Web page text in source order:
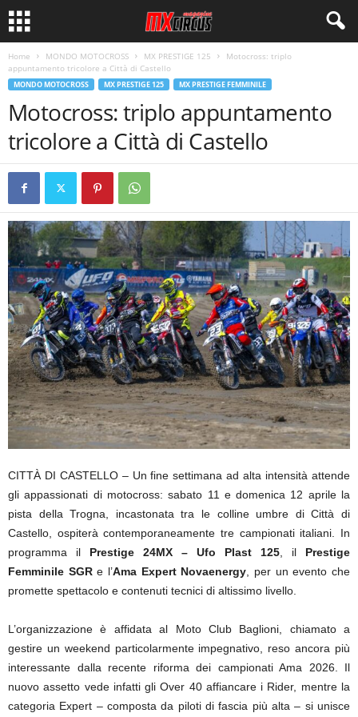
Home MONDO MOTOCROSS MX PRESTIGE 125
Motocross: triplo
appuntamento tricolore a Città di Castello
MONDO MOTOCROSS MX PRESTIGE 125 MX PRESTIGE FEMMINILE
Motocross: triplo appuntamento
tricolore a Città di Castello
CITTÀ DI CASTELLO – Un fine settimana ad alta intensità attende
gli appassionati di motocross: sabato 11 e domenica 12 aprile la
pista della Trogna, incastonata tra le colline umbre diCittà di
Castello, ospiterà contemporaneamente tre campionati italiani. In
programma il Prestige 24MX – Ufo Plast 125, il Prestige
Femminile SGRe l’Ama Expert Novaenergy, per un evento che
promette spettacolo e contenuti tecnici di altissimo livello.
L’organizzazione è affidata al Moto Club Baglioni, chiamato a
gestire un weekend particolarmente impegnativo, reso ancora più
interessante dalla recente riforma dei campionati Ama 2026. Il
nuovo assetto vede infatti gli Over 40 affiancare i Rider, mentre la
categoria Expert – composta da piloti di fascia più alta – si unisce